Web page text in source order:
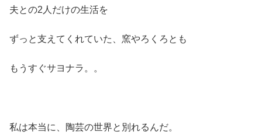
夫との2人だけの生活を
ずっと支えてくれていた、窯やろくろとも
もうすぐサヨナラ。。
私は本当に、陶芸の世界と別れるんだ。